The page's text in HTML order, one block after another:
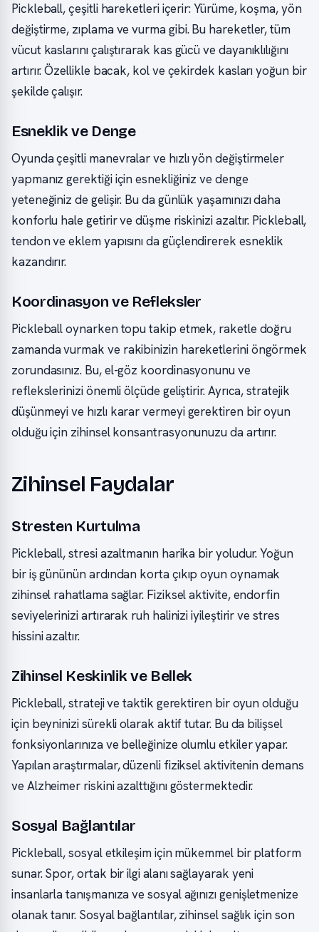
Pickleball, çeşitli hareketleri içerir: Yürüme, koşma, yön
değiştirme, zıplama ve vurma gibi. Bu hareketler, tüm
vücut kaslarını çalıştırarak kas gücü ve dayanıklılığını
artırır. Özellikle bacak, kol ve çekirdek kasları yoğun bir
şekilde çalışır.
Esneklik ve Denge
Oyunda çeşitli manevralar ve hızlı yön değiştirmeler
yapmanız gerektiği için esnekliğiniz ve denge
yeteneğiniz de gelişir. Bu da günlük yaşamınızı daha
konforlu hale getirir ve düşme riskinizi azaltır. Pickleball,
tendon ve eklem yapısını da güçlendirerek esneklik
kazandırır.
Koordinasyon ve Refleksler
Pickleball oynarken topu takip etmek, raketle doğru
zamanda vurmak ve rakibinizin hareketlerini öngörmek
zorundasınız. Bu, el-göz koordinasyonunu ve
reflekslerinizi önemli ölçüde geliştirir. Ayrıca, stratejik
düşünmeyi ve hızlı karar vermeyi gerektiren bir oyun
olduğu için zihinsel konsantrasyonunuzu da artırır.
Zihinsel Faydalar
Stresten Kurtulma
Pickleball, stresi azaltmanın harika bir yoludur. Yoğun
bir iş gününün ardından korta çıkıp oyun oynamak
zihinsel rahatlama sağlar. Fiziksel aktivite, endorfin
seviyelerinizi artırarak ruh halinizi iyileştirir ve stres
hissini azaltır.
Zihinsel Keskinlik ve Bellek
Pickleball, strateji ve taktik gerektiren bir oyun olduğu
için beyninizi sürekli olarak aktif tutar. Bu da bilişsel
fonksiyonlarınıza ve belleğinize olumlu etkiler yapar.
Yapılan araştırmalar, düzenli fiziksel aktivitenin demans
ve Alzheimer riskini azalttığını göstermektedir.
Sosyal Bağlantılar
Pickleball, sosyal etkileşim için mükemmel bir platform
sunar. Spor, ortak bir ilgi alanı sağlayarak yeni
insanlarla tanışmanıza ve sosyal ağınızı genişletmenize
olanak tanır. Sosyal bağlantılar, zihinsel sağlık için son